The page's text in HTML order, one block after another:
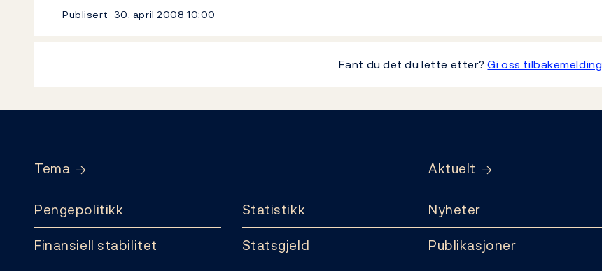
Publisert 30. april 200810:00
Fant du det du lette etter?Gi oss tilbakemelding
Tema
Pengepolitikk
Finansiell stabilitet
Statistikk
Statsgjeld
Aktuelt
Nyheter
Publikasjoner